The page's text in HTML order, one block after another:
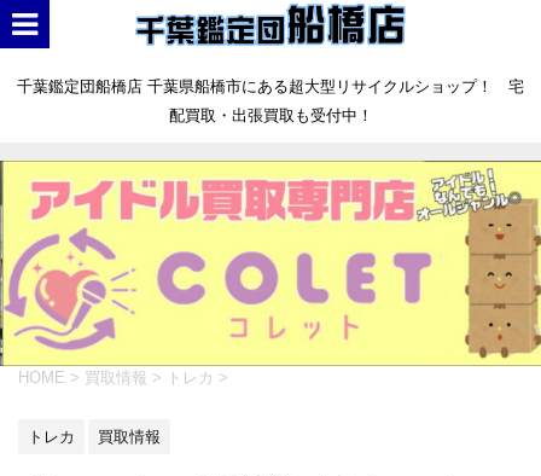
千葉鑑定団船橋店 千葉県船橋市にある超大型リサイクルショップ！ 宅
配買取・出張買取も受付中！
HOME > 買取情報 > トレカ >
トレカ 買取情報